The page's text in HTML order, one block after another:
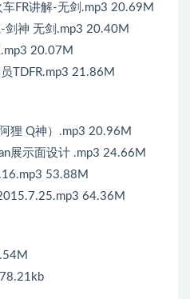
FR讲解-无剑.mp3 20.69M
神 无剑.mp3 20.40M
20.07M
TDFR.mp3 21.86M
狸 Q神）.mp3 20.96M
展示面设计 .mp3 24.66M
53.88M
64.36M